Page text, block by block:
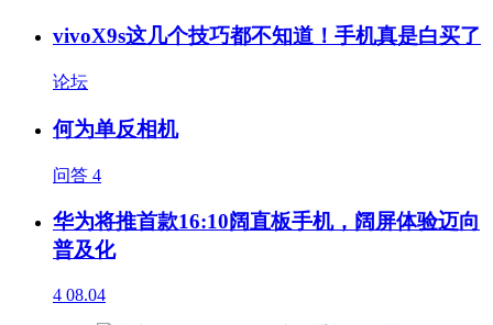
vivoX9s这几个技巧都不知道！手机真是白买了
论坛
何为单反相机
问答 4
华为将推首款16:10阔直板手机，阔屏体验迈向
普及化
4 08.04